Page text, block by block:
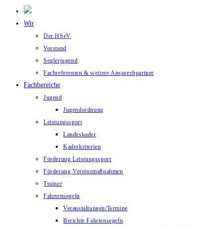
Wir
Der HSeV
Vorstand
Seglerjugend
Fachreferenten & weitere Ansprechpartner
Fachbereiche
Jugend
Jugendordnung
Leistungssport
Landeskader
Kaderkriterien
Förderung Leistungssport
Förderung Vereinsmaßnahmen
Trainer
Fahrtensegeln
Veranstaltungen/Termine
Berichte Fahrtensegeln